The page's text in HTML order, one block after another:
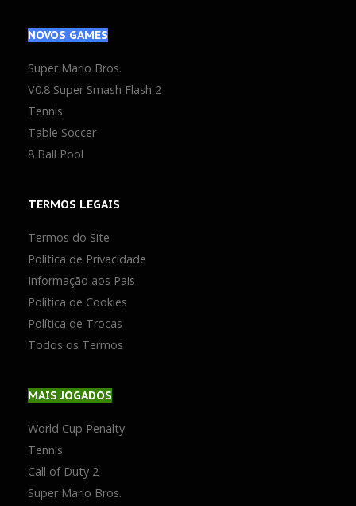
NOVOS GAMES
Super Mario Bros.
V0.8 Super Smash Flash 2
Tennis
Table Soccer
8 Ball Pool
TERMOS LEGAIS
Termos do Site
Política de Privacidade
Informação aos Pais
Política de Cookies
Política de Trocas
Todos os Termos
MAISJOGADOS
World Cup Penalty
Tennis
Call of Duty 2
Super Mario Bros.